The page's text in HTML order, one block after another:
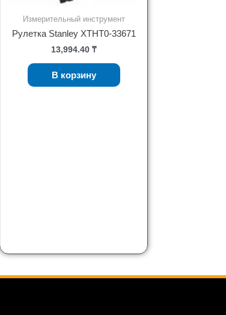
Измерительный инструмент
Рулетка Stanley XTHT0-33671
13,994.40₸
В корзину